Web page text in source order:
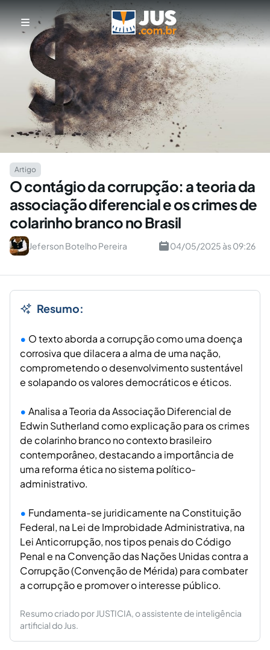
Artigo
O contágio da corrupção: a teoria da
associação diferencial e os crimes de
colarinho branco no Brasil
Jeferson Botelho Pereira 04/05/2025 às 09:26
Resumo:
O texto aborda a corrupção como uma doença
corrosiva que dilacera a alma de uma nação,
comprometendo o desenvolvimento sustentável
e solapando os valores democráticos e éticos.
Analisa a Teoria da Associação Diferencial de
Edwin Sutherland como explicação para os crimes
de colarinho branco no contexto brasileiro
contemporâneo, destacando a importância de
uma reforma ética no sistema político-
administrativo.
Fundamenta-se juridicamente na Constituição
Federal, na Lei de Improbidade Administrativa, na
Lei Anticorrupção, nos tipos penais do Código
Penal e na Convenção das Nações Unidas contra a
Corrupção (Convenção de Mérida) para combater
a corrupção e promover o interesse público.
Resumo criado por JUSTICIA, o assistente de inteligência
artificial do Jus.